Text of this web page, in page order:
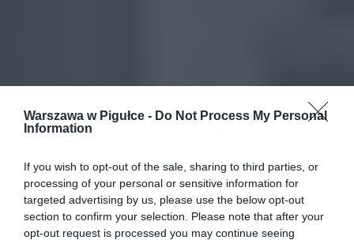
Warszawa w Pigułce - Do Not Process My Personal
Information
If you wish to opt-out of the sale, sharing to third parties, or
processing of your personal or sensitive information for
targeted advertising by us, please use the below opt-out
section to confirm your selection. Please note that after your
opt-out request is processed you may continue seeing